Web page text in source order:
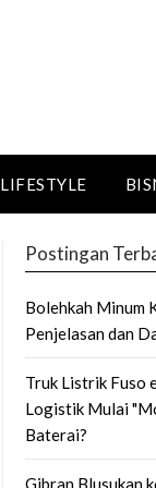
LIFESTYLE
Postingan
Bolehkah Minum
Penjelasan dan
Truk Listrik Fuso
Logistik Mulai
Baterai?
Gibran Blusukan